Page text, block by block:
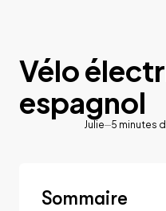
Vélo
espagnol
Julie 5 minutes
Sommaire